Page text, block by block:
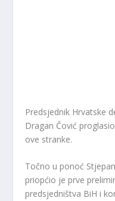
Predsjednik Hrvatske
Dragan Čović
ove stranke.
Točno u ponoć
priopćio je prve
predsjedništva BiH i